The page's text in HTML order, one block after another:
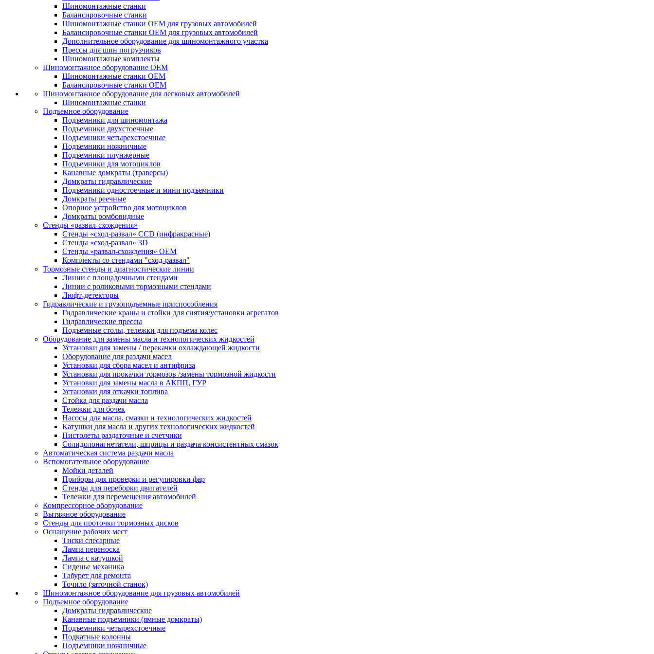
Шиномонтажные станки
Балансировочные станки
Шиномонтажные станки ОЕМ для грузовых автомобилей
Балансировочные станки ОЕМ для грузовых автомобилей
Дополнительное оборудование для шиномонтажного участка
Прессы для шин погрузчиков
Шиномонтажные комплекты
Шиномонтажное оборудование ОЕМ
Шиномонтажные станки ОЕМ
Балансировочные станки ОЕМ
Шиномонтажное оборудование для легковых автомобилей
Шиномонтажные станки
Подъемное оборудование
Подъемники для шиномонтажа
Подъемники двухстоечные
Подъемники четырехстоечные
Подъемники ножничные
Подъемники плунжерные
Подъемники для мотоциклов
Канавные домкраты (траверсы)
Домкраты гидравлические
Подъемники одностоечные и мини подъемники
Домкраты реечные
Опорное устройство для мотоциклов
Домкраты ромбовидные
Стенды «развал-схождения»
Стенды «сход-развал» CCD (инфракрасные)
Стенды «сход-развал» 3D
Стенды «развал-схождения» ОЕМ
Комплекты со стендами "сход-развал"
Тормозные стенды и диагностические линии
Линии с площадочными стендами
Линии с роликовыми тормозными стендами
Люфт-детекторы
Гидравлические и грузоподъемные приспособления
Гидравлические краны и стойки для снятия/установки агрегатов
Гидравлические прессы
Подъемные столы, тележки для подъема колес
Оборудование для замены масла и технологических жидкостей
Установки для замены / перекачки охлаждающей жидкости
Оборудование для раздачи масел
Установки для сбора масел и антифриза
Установки для прокачки тормозов /замены тормозной жидкости
Установки для замены масла в АКПП, ГУР
Установки для откачки топлива
Стойка для раздачи масла
Тележки для бочек
Насосы для масла, смазки и технологических жидкостей
Катушки для масла и других технологических жидкостей
Пистолеты раздаточные и счетчики
Солидолонагнетатели, шприцы и раздача консистентных смазок
Автоматическая система раздачи масла
Вспомогательное оборудование
Мойки деталей
Приборы для проверки и регулировки фар
Стенды для переборки двигателей
Тележки для перемещения автомобилей
Компрессорное оборудование
Вытяжное оборудование
Стенды для проточки тормозных дисков
Оснащение рабочих мест
Тиски слесарные
Лампа переноска
Лампа с катушкой
Сиденье механика
Табурет для ремонта
Точило (заточной станок)
Шиномонтажное оборудование для грузовых автомобилей
Подъемное оборудование
Домкраты гидравлические
Канавные подъемники (ямные домкраты)
Подъемники четырехстоечные
Подкатные колонны
Подъемники ножничные